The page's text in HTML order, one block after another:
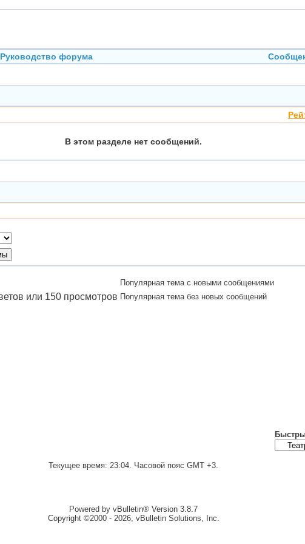
Руководство форума
В этом разделе нет сообщений.
Популярная тема с новыми сообщениями
Популярная тема без новых сообщений
Текущее время: 23:04. Часовой пояс GMT +3.
Powered by vBulletin® Version 3.8.7
Copyright ©2000 - 2026, vBulletin Solutions, Inc.